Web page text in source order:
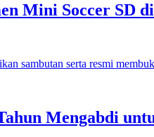
Mini Soccer SD
Mengabdi